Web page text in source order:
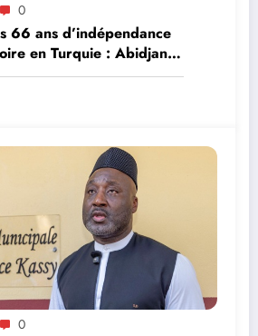
0
66 ans d’indépendance
en Turquie : Abidjan
franchir la barre du
d’échanges bilatéraux
0